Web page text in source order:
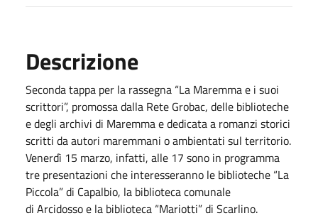
Descrizione
Seconda tappa per la rassegna “La Maremma e i suoi
scrittori”, promossa dalla Rete Grobac, delle biblioteche
e degli archivi di Maremma e dedicata a romanzi storici
scritti da autori maremmani o ambientati sul territorio.
Venerdì 15 marzo, infatti, alle 17 sono in programma
tre presentazioni che interesseranno le biblioteche “La
Piccola” di Capalbio, la biblioteca comunale
di Arcidosso e la biblioteca “Mariotti” di Scarlino.